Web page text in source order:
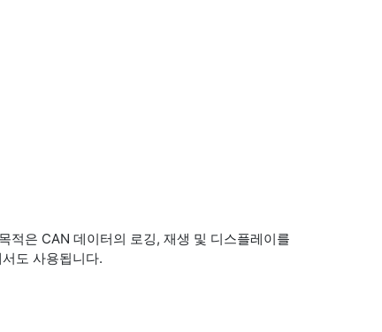
적은 CAN 데이터의 로깅, 재생 및 디스플레이를
도 사용됩니다.